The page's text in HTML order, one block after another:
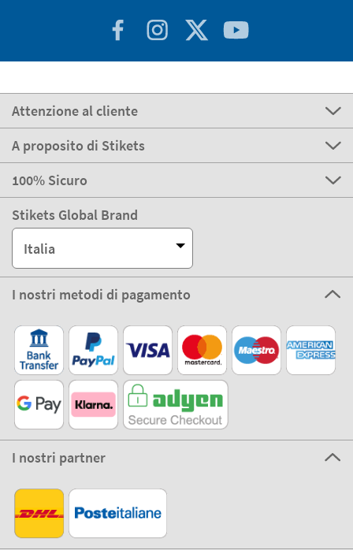
Attenzione al cliente
A proposito di Stikets
100% Sicuro
Stikets Global Brand
Italia
I nostri metodi di pagamento
I nostri partner